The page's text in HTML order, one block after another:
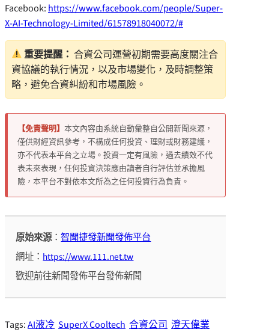
Facebook: https://www.facebook.com/people/Super-
X-AI-Technology-Limited/61578918040072/#
重要提醒： 合資公司運營初期需要高度關注合
資協議的執行情況，以及市場變化，及時調整策
略，避免合資糾紛和市場風險。
【免責聲明】 本文內容由系統自動彙整自公開新聞來源，
僅供財經資訊參考，不構成任何投資、理財或財務建議，
亦不代表本平台之立場。投資一定有風險，過去績效不代
表未來表現，任何投資決策應由讀者自行評估並承擔風
險，本平台不對依本文所為之任何投資行為負責。
原始來源：智聞捷發新聞發佈平台
網址： https://www.111.net.tw
歡迎前往新聞發佈平台發佈新聞
Tags:AI液冷 SuperX Cooltech 合資公司 澄天偉業